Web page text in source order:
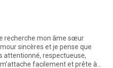
recherche mon âme sœur
sincères et je pense que
attentionné, respectueuse,
facilement et prête à